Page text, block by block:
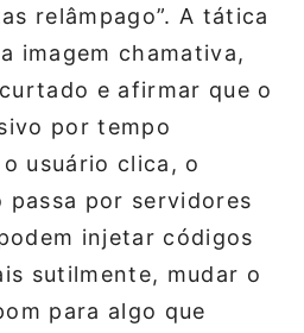
relâmpago”. A tática
imagem chamativa,
e afirmar que o
por tempo
usuário clica, o
passa por servidores
injetar códigos
sutilmente, mudar o
para algo que